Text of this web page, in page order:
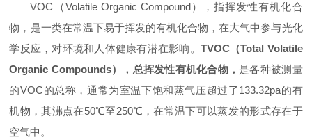
VOC（Volatile Organic Compound），指挥发性有机化合
物，是一类在常温下易于挥发的有机化合物，在大气中参与光化
学反应，对环境和人体健康有潜在影响。 TVOC（Total Volatile
Organic Compounds），总挥发性有机化合物， 是各种被测量
的VOC的总称，通常为室温下饱和蒸气压超过了133.32pa的有
机物，其沸点在50℃至250℃，在常温下可以蒸发的形式存在于
空气中。